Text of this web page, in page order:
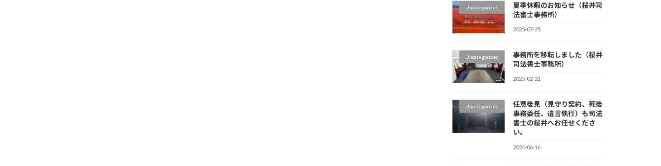
Uncategorized
夏季休暇のお知らせ（桜井司
法書士事務所）
2025-07-25
Uncategorized
事務所を移転しました（桜井
司法書士事務所）
2025-02-21
Uncategorized
任意後見（見守り契約、死後
事務委任、遺言執行）も司法
書士の桜井へお任せくださ
い。
2024-06-16